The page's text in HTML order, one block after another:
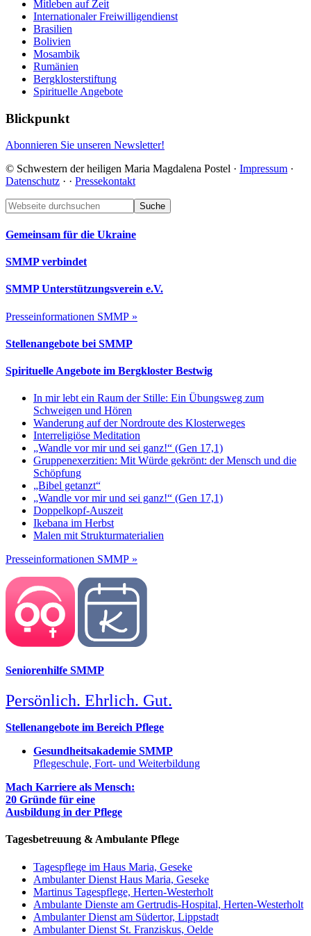
Mitleben auf Zeit
Internationaler Freiwilligendienst
Brasilien
Bolivien
Mosambik
Rumänien
Bergklosterstiftung
Spirituelle Angebote
Blickpunkt
Abonnieren Sie unseren Newsletter!
© Schwestern der heiligen Maria Magdalena Postel · Impressum ·
Datenschutz · · Pressekontakt
Footer
Webseite
durchsuchen
Gemeinsam für die Ukraine
SMMP verbindet
SMMP Unterstützungsverein e.V.
Presseinformationen SMMP »
Stellenangebote bei SMMP
Spirituelle Angebote im Bergkloster Bestwig
In mir lebt ein Raum der Stille: Ein Übungsweg zum
Schweigen und Hören
Wanderung auf der Nordroute des Klosterweges
Interreligiöse Meditation
„Wandle vor mir und sei ganz!“ (Gen 17,1)
Gruppenexerzitien: Mit Würde gekrönt: der Mensch und die
Schöpfung
„Bibel getanzt“
„Wandle vor mir und sei ganz!“ (Gen 17,1)
Doppelkopf-Auszeit
Ikebana im Herbst
Malen mit Strukturmaterialien
Presseinformationen SMMP »
Seniorenhilfe SMMP
Persönlich. Ehrlich. Gut.
Stellenangebote im Bereich Pflege
Gesundheitsakademie SMMP
Pflegeschule, Fort- und Weiterbildung
Mach Karriere als Mensch:
20 Gründe für eine
Ausbildung in der Pflege
Tagesbetreuung & Ambulante Pflege
Tagespflege im Haus Maria, Geseke
Ambulanter Dienst Haus Maria, Geseke
Martinus Tagespflege, Herten-Westerholt
Ambulante Dienste am Gertrudis-Hospital, Herten-Westerholt
Ambulanter Dienst am Südertor, Lippstadt
Ambulanter Dienst St. Franziskus, Oelde